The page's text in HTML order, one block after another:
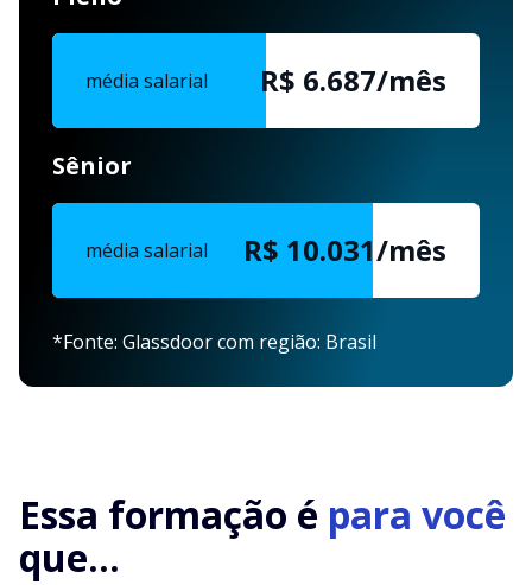
média salarial R$ 6.687/mês
Sênior
média salarial R$ 10.031/mês
*Fonte: Glassdoor com região: Brasil
Essa formação é para você
que...